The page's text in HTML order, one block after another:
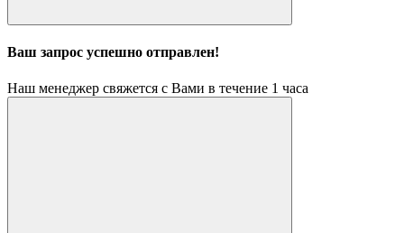
Ваш запрос успешно отправлен!
Наш менеджер свяжется с Вами в течение 1 часа